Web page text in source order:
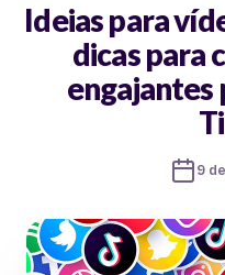
Ideias para
dicas para
engajantes
9